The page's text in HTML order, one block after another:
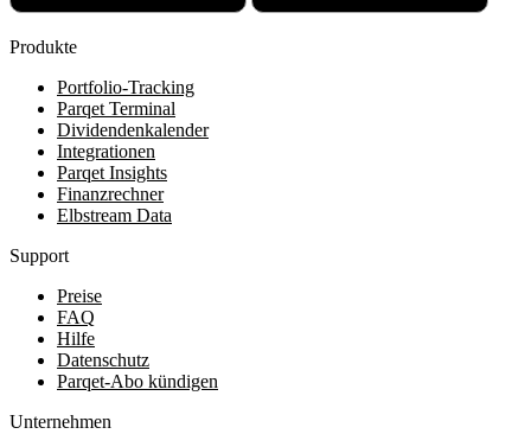
Produkte
Portfolio-Tracking
Parqet Terminal
Dividendenkalender
Integrationen
Parqet Insights
Finanzrechner
Elbstream Data
Support
Preise
FAQ
Hilfe
Datenschutz
Parqet-Abo kündigen
Unternehmen